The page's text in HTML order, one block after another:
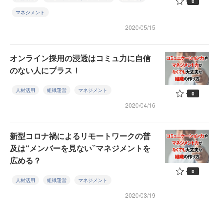
マネジメント
2020/05/15
オンライン採用の浸透はコミュ力に自信
のない人にプラス！
人材活用 組織運営 マネジメント
2020/04/16
0
新型コロナ禍によるリモートワークの普
及は“メンバーを見ない”マネジメントを
広める？
人材活用 組織運営 マネジメント
2020/03/19
0